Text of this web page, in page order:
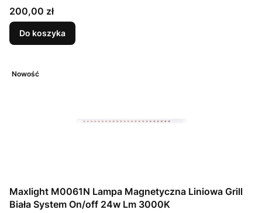
Cena
200,00 zł
Do koszyka
Nowość
Maxlight M0061N Lampa Magnetyczna Liniowa Grill
Biała System On/off 24w Lm 3000K